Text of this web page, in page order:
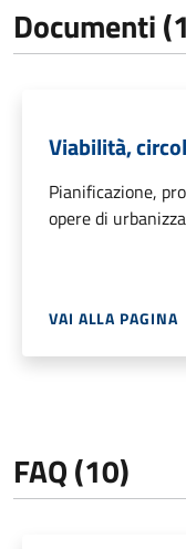
Documenti
Viabilità,
Pianificazione,
opere di
VAI ALLA PAGINA
FAQ (10)